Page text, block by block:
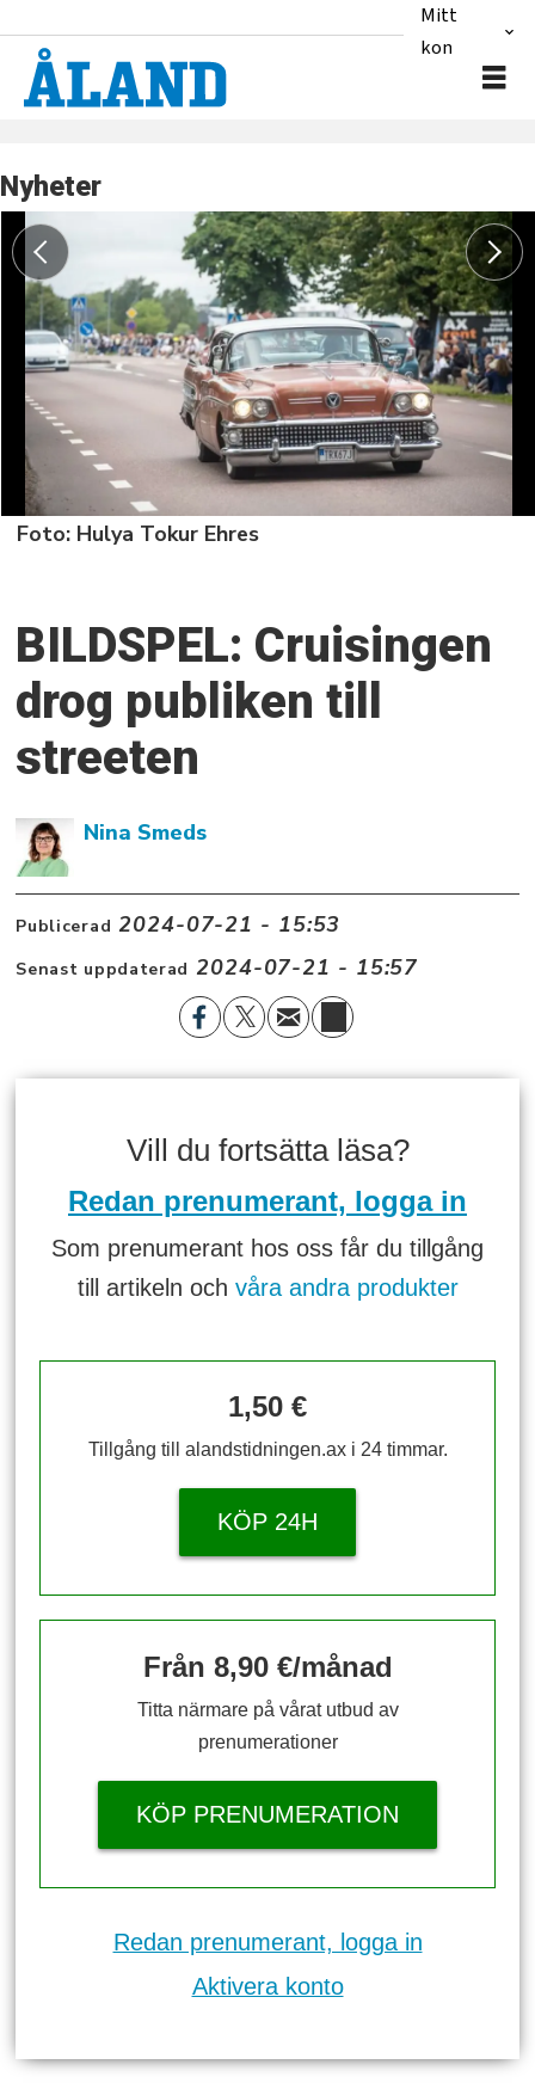
Mitt
konto
Nyheter
Foto: Hulya Tokur Ehres
BILDSPEL: Cruisingen
drog publiken till
streeten
Nina Smeds
Publicerad 2024-07-21 - 15:53
Senast uppdaterad 2024-07-21 - 15:57
Vill du fortsätta läsa?
Redan prenumerant, logga in
Som prenumerant hos oss får du tillgång
till artikeln och våra andra produkter
1,50 €
Tillgång till alandstidningen.ax i 24 timmar.
KÖP 24H
Från 8,90 €/månad
Titta närmare på vårat utbud av
prenumerationer
KÖP PRENUMERATION
Redan prenumerant, logga in
Aktivera konto